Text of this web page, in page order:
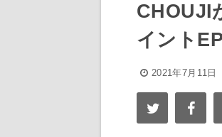
CHOUJI
イント
2021年7月11日